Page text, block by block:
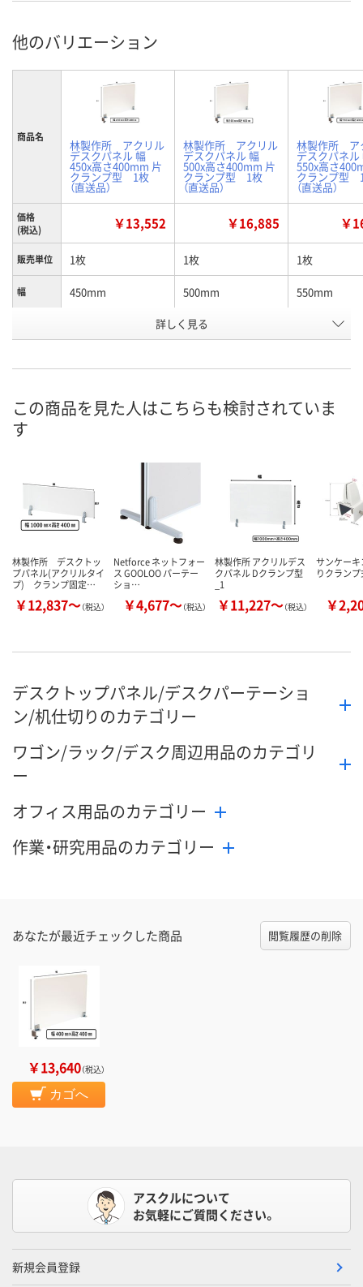
他のバリエーション
商品名
林製作所 アクリル
デスクパネル 幅
450x高さ400mm 片
クランプ型 1枚
（直送品）
林製作所 アクリル
デスクパネル 幅
500x高さ400mm 片
クランプ型 1枚
（直送品）
林製作所 ア
デスクパネル
550x高さ
クランプ
（直送品）
価格
(税込)
￥13,552 ￥16,885 ￥
販売単位 1枚 1枚 1枚
幅 450mm 500mm 550mm
N405200 N405212
9月9日（水）まで
カゴへ
詳しく見る
この商品を見た人はこちらも検討されていま
す
林製作所 デスクトッ
プパネル(アクリルタイ
プ) クランプ固定…
￥12,837～（税込）
Netforce ネットフォー
ス GOOLOO パーテー
ショ…
￥4,677～（税込）
林製作所 アクリルデス
クパネル Dクランプ型
_1
￥11,227～（税込）
サンケー
りクラン
￥
デスクトップパネル/デスクパーテーショ
ン/机仕切りのカテゴリー
ワゴン/ラック/デスク周辺用品のカテゴリ
ー
オフィス用品のカテゴリー
作業・研究用品のカテゴリー
あなたが最近チェックした商品 閲覧履歴の削除
￥13,640（税込）
カゴへ
アスクルについて
お気軽にご質問ください。
新規会員登録